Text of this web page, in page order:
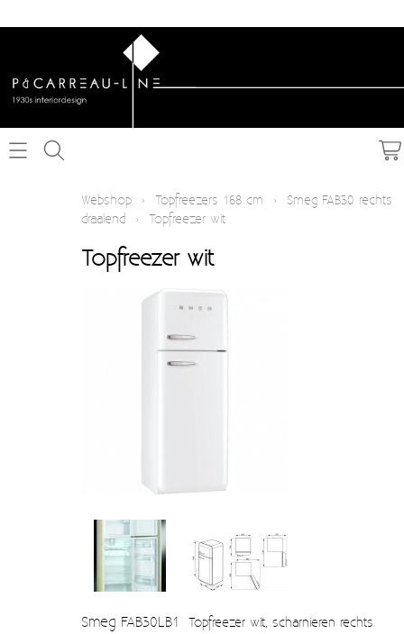
Schakelmateriaal inbouw
Schakelmateriaal opbouw
Bellen en belknoppen
Meubelgrepen
Voorraadbakjes
Webshop › Topfreezers 168 cm ›
Smeg FAB30 rechts
draaiend › Topfreezer wit
Topfreezer wit
Smeg FAB30LB1 Topfreezer wit, scharnieren rechts